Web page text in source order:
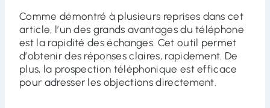
Comme démontré à plusieurs reprises dans cet
article, l’un des grands avantages du téléphone
est la rapidité des échanges. Cet outil permet
d’obtenir des réponses claires, rapidement. De
plus, la prospection téléphonique est efficace
pour adresser les objections directement.